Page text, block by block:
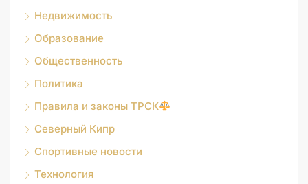
Недвижимость
Образование
Общественность
Политика
Правила и законы ТРСК
Северный Кипр
Спортивные новости
Технология